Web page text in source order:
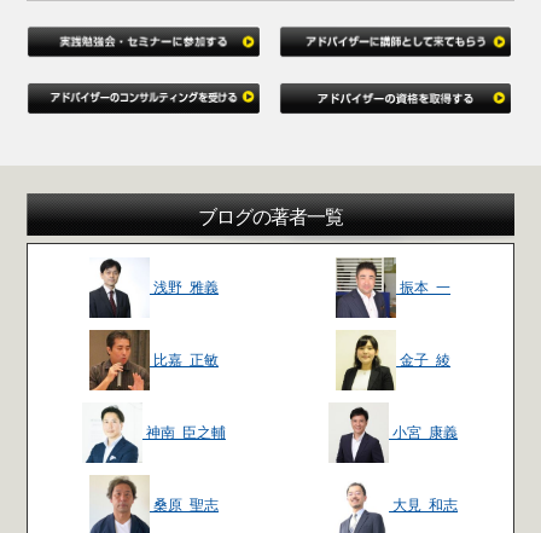
ブログの著者一覧
浅野 雅義 振本 一
比嘉 正敏 金子 綾
神南 臣之輔 小宮 康義
桑原 聖志 大見 和志